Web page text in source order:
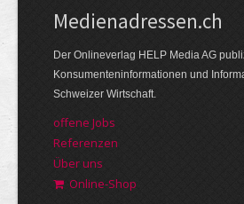
Medienadressen.ch
Der Onlineverlag HELP Media AG
Konsumenteninformationen und
Schweizer Wirtschaft.
offene Jobs
Referenzen
Über uns
Online-Shop